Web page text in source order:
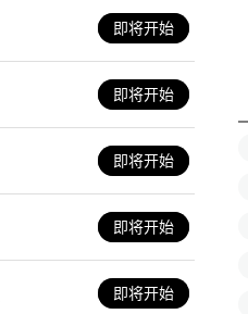
即将开始
即将开始
即将开始
即将开始
即将开始